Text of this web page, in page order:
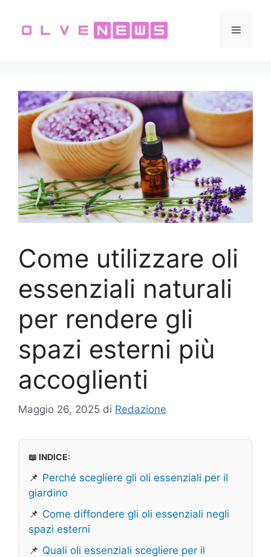
contenuto
Menu
Come utilizzare oli
essenziali naturali
per rendere gli
spazi esterni più
accoglienti
Maggio 26, 2025 di Redazione
📖 INDICE:
📌 Perché scegliere gli oli essenziali per il
giardino
📌 Come diffondere gli oli essenziali negli
spazi esterni
📌 Quali oli essenziali scegliere per il